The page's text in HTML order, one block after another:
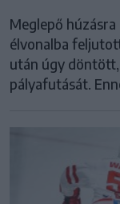
Meglepő
élvonalba
után úgy
pályafutását.